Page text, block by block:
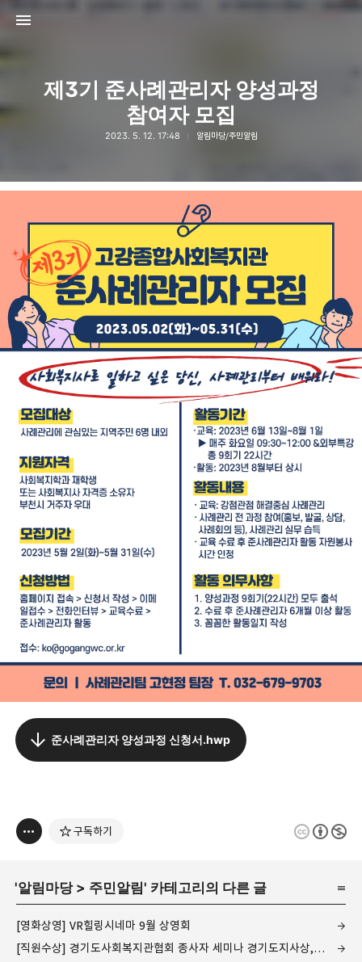
제3기 준사례관리자 양성과정
참여자 모집
2023. 5. 12. 17:48 알림마당/주민알림
준사례관리자 양성과정 신청서.hwp
구독하기
'알림마당> 주민알림' 카테고리의 다른 글
[영화상영] VR힐링시네마 9월 상영회
[직원수상] 경기도사회복지관협회 종사자 세미나 경기도지사상, 우수프로그램 우수상 수상
고강종합사회복지관